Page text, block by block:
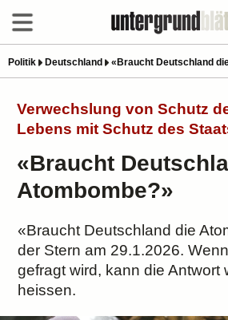
Politik Deutschland «Braucht Deutschland
Verwechslung von Schutz
Lebens mit Schutz des
«Braucht
Atombombe?»
«Braucht Deutschland die
der Stern am 29.1.2026.
gefragt wird, kann die Antwort
heissen.